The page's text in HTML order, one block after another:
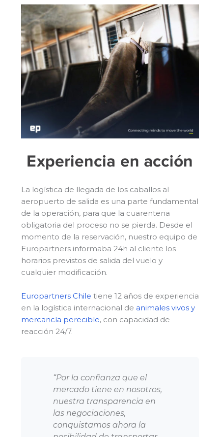
Experiencia en acción
La logística de llegada de los caballos al
aeropuerto de salida es una parte fundamental
de la operación, para que la cuarentena
obligatoria del proceso no se pierda. Desde el
momento de la reservación, nuestro equipo de
Europartners informaba 24h al cliente los
horarios previstos de salida del vuelo y
cualquier modificación.
Europartners Chile tiene 12 años de experiencia
en la logística internacional de animales vivos y
mercancía perecible, con capacidad de
reacción 24/7.
“Por la confianza que el
mercado tiene en nosotros,
nuestra transparencia en
las negociaciones,
conquistamos ahora la